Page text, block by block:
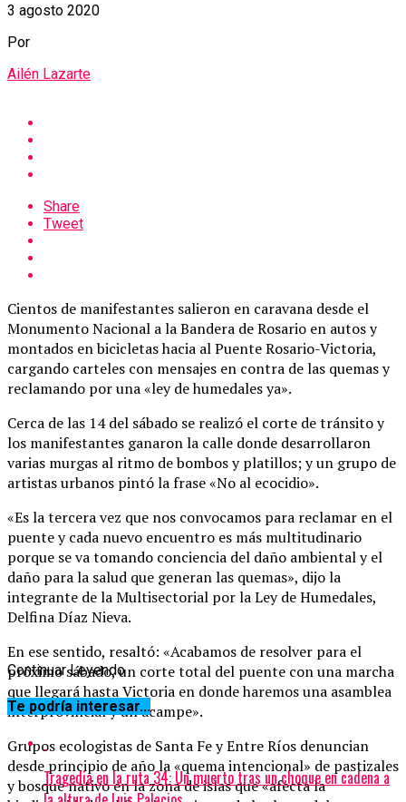
3 agosto 2020
Por
Ailén Lazarte
Share
Tweet
Cientos de manifestantes salieron en caravana desde el
Monumento Nacional a la Bandera de Rosario en autos y
montados en bicicletas hacia al Puente Rosario-Victoria,
cargando carteles con mensajes en contra de las quemas y
reclamando por una «ley de humedales ya».
Cerca de las 14 del sábado se realizó el corte de tránsito y
los manifestantes ganaron la calle donde desarrollaron
varias murgas al ritmo de bombos y platillos; y un grupo de
artistas urbanos pintó la frase «No al ecocidio».
«Es la tercera vez que nos convocamos para reclamar en el
puente y cada nuevo encuentro es más multitudinario
porque se va tomando conciencia del daño ambiental y el
daño para la salud que generan las quemas», dijo la
integrante de la Multisectorial por la Ley de Humedales,
Delfina Díaz Nieva.
En ese sentido, resaltó: «Acabamos de resolver para el
próximo sábado, un corte total del puente con una marcha
que llegará hasta Victoria en donde haremos una asamblea
interprovincial y un acampe».
Grupos ecologistas de Santa Fe y Entre Ríos denuncian
desde principio de año la «quema intencional» de pastizales
y bosque nativo en la zona de islas que «afecta la
Continuar Leyendo
Te podría interesar...
Tragedia en la ruta 34: Un muerto tras un choque en cadena a